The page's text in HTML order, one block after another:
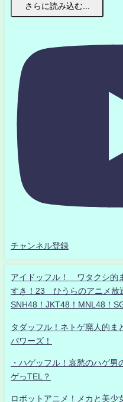
さらに読み込む...
チャンネル登録
アイドッフル！ ワタクシ的
すき！23 ひうらのアニメ放
SNH48！JKT48！MNL48！
タダッフル！ネトゲ廃人的ま
パワーズ！
・ハゲッフル！哀愁のハゲ
ゲっTEL？
ロボットアニメ！メカと美少